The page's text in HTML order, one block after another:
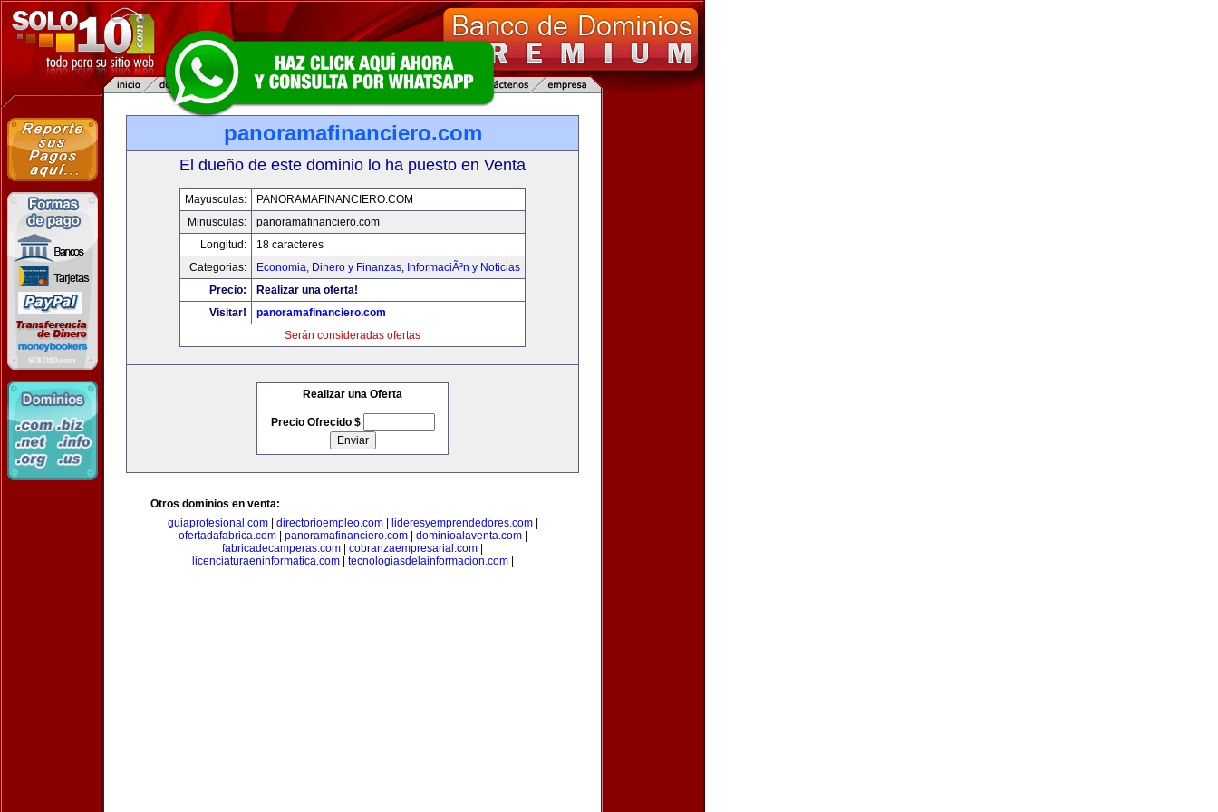
panoramafinanciero.com
El dueño de este dominio lo ha puesto en Venta
Mayusculas:
PANORAMAFINANCIERO.COM
Minusculas:
panoramafinanciero.com
Longitud:
18 caracteres
Categorias:
Economia, Dinero y Finanzas, InformaciÃ³n y Noticias
Precio:
Realizar una oferta!
Visitar!
panoramafinanciero.com
Serán consideradas ofertas
Realizar una Oferta
Precio Ofrecido $
Otros dominios en venta:
guiaprofesional.com| directorioempleo.com| lideresyemprendedores.com|
ofertadafabrica.com| panoramafinanciero.com| dominioalaventa.com|
fabricadecamperas.com
cobranzaempresarial.com
licenciaturaeninformatica.com| tecnologiasdelainformacion.com|